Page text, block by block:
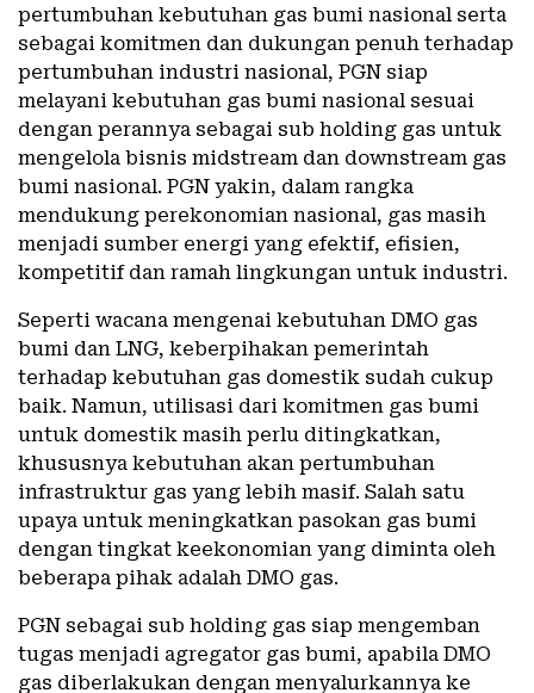
pertumbuhan kebutuhan gas bumi nasional serta
sebagai komitmen dan dukungan penuh terhadap
pertumbuhan industri nasional, PGN siap
melayani kebutuhan gas bumi nasional sesuai
dengan perannya sebagai sub holding gas untuk
mengelola bisnis midstream dan downstream gas
bumi nasional. PGN yakin, dalam rangka
mendukung perekonomian nasional, gas masih
menjadi sumber energi yang efektif, efisien,
kompetitif dan ramah lingkungan untuk industri.
Seperti wacana mengenai kebutuhan DMO gas
bumi dan LNG, keberpihakan pemerintah
terhadap kebutuhan gas domestik sudah cukup
baik. Namun, utilisasi dari komitmen gas bumi
untuk domestik masih perlu ditingkatkan,
khususnya kebutuhan akan pertumbuhan
infrastruktur gas yang lebih masif. Salah satu
upaya untuk meningkatkan pasokan gas bumi
dengan tingkat keekonomian yang diminta oleh
beberapa pihak adalah DMO gas.
PGN sebagai sub holding gas siap mengemban
tugas menjadi agregator gas bumi, apabila DMO
gas diberlakukan dengan menyalurkannya ke